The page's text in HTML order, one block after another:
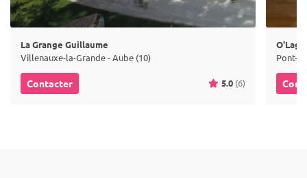
La Grange Guillaume
Villenauxe-la-Grande - Aube (10)
Contacter 5.0 (6)
Pont-